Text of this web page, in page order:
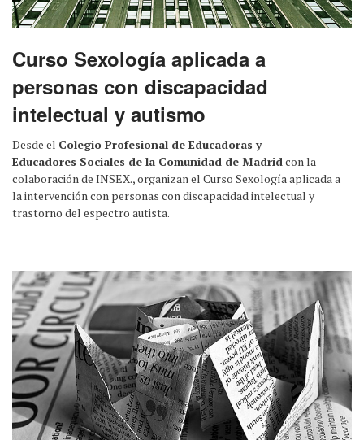
Curso Sexología aplicada a
personas con discapacidad
intelectual y autismo
Desde el Colegio Profesional de Educadoras y
Educadores Sociales de la Comunidad de Madridcon la
colaboración de INSEX., organizan el Curso Sexología aplicada a
la intervención con personas con discapacidad intelectual y
trastorno del espectro autista.